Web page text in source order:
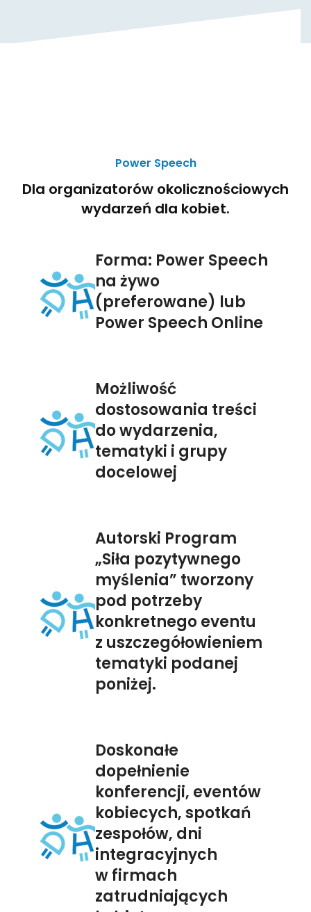
Power Speech
Dla organizatorów okolicznościowych
wydarzeń dla kobiet.
Forma: Power Speech
na żywo
(preferowane) lub
Power Speech Online
Możliwość
dostosowania treści
do wydarzenia,
tematyki i grupy
docelowej
Autorski Program
„Siła pozytywnego
myślenia” tworzony
pod potrzeby
konkretnego eventu
z uszczegółowieniem
tematyki podanej
poniżej.
Doskonałe
dopełnienie
konferencji, eventów
kobiecych, spotkań
zespołów, dni
integracyjnych
w firmach
zatrudniających